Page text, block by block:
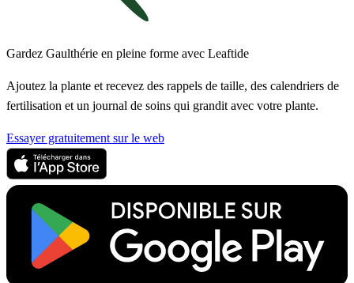
Gardez Gaulthérie en pleine forme avec Leaftide
Ajoutez la plante et recevez des rappels de taille, des calendriers de
fertilisation et un journal de soins qui grandit avec votre plante.
Essayer gratuitement sur le web